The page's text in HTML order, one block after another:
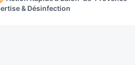
& Désinfection